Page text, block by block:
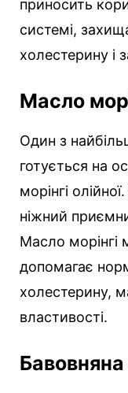
приносить
системі,
холестерину і
Масло
Один з
готується на
морінгі
ніжний
Масло морінгі
допомагає
холестерину,
властивості.
Бавовняна